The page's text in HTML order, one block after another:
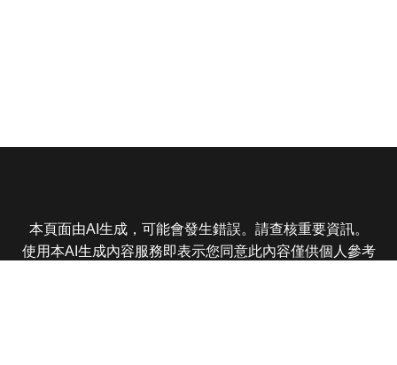
本頁面由AI生成，可能會發生錯誤。請查核重要資訊。
使用本AI生成內容服務即表示您同意此內容僅供個人參考